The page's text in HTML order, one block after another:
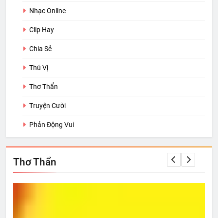
Nhạc Online
Clip Hay
Chia Sẻ
Thú Vị
Thơ Thẩn
Truyện Cười
Phản Động Vui
Thơ Thẩn